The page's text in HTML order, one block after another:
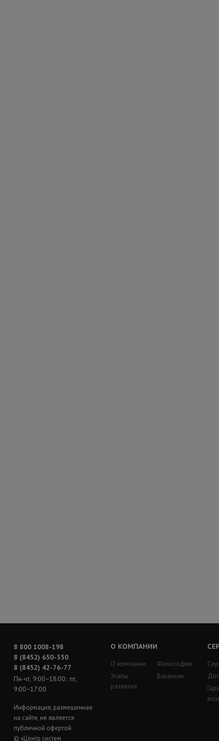
8 800 1008-198
8 (8452) 650-350
8 (8452) 42-76-77
Пн-чт, 9:00−18:00; пт,
9:00−17:00
Информация, размещенная
на сайте, не является
публичной офертой
© «Центр систем
О КОМПАНИИ
О компании
Этапы
развития
Философия
Вакансии